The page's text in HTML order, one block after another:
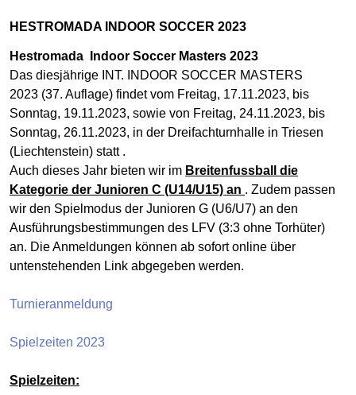
HESTROMADA INDOOR SOCCER 2023
Hestromada Indoor Soccer Masters 2023
Das diesjährige INT. INDOOR SOCCER MASTERS
2023 (37. Auflage) findet vom Freitag, 17.11.2023, bis
Sonntag, 19.11.2023, sowie von Freitag, 24.11.2023, bis
Sonntag, 26.11.2023, in der Dreifachturnhalle in Triesen
(Liechtenstein) statt .
Auch dieses Jahr bieten wir im Breitenfussball die
Kategorie der Junioren C (U14/U15) an . Zudem passen
wir den Spielmodus der Junioren G (U6/U7) an den
Ausführungsbestimmungen des LFV (3:3 ohne Torhüter)
an. Die Anmeldungen können ab sofort online über
untenstehenden Link abgegeben werden.
Turnieranmeldung
Spielzeiten 2023
Spielzeiten: